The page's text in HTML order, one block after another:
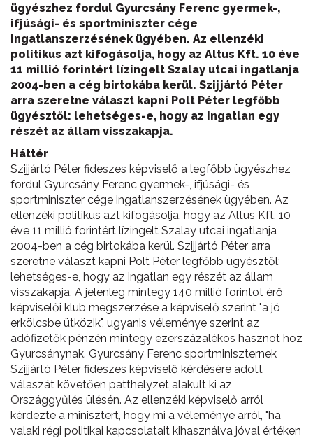
ügyészhez fordul Gyurcsány Ferenc gyermek-,
ifjúsági- és sportminiszter cége
ingatlanszerzésének ügyében. Az ellenzéki
politikus azt kifogásolja, hogy az Altus Kft. 10 éve
11 millió forintért lízingelt Szalay utcai ingatlanja
2004-ben a cég birtokába kerül. Szijjártó Péter
arra szeretne választ kapni Polt Péter legfőbb
ügyésztől: lehetséges-e, hogy az ingatlan egy
részét az állam visszakapja.
Háttér
Szijjártó Péter fideszes képviselő a legfőbb ügyészhez
fordul Gyurcsány Ferenc gyermek-, ifjúsági- és
sportminiszter cége ingatlanszerzésének ügyében. Az
ellenzéki politikus azt kifogásolja, hogy az Altus Kft. 10
éve 11 millió forintért lízingelt Szalay utcai ingatlanja
2004-ben a cég birtokába kerül. Szijjártó Péter arra
szeretne választ kapni Polt Péter legfőbb ügyésztől:
lehetséges-e, hogy az ingatlan egy részét az állam
visszakapja. A jelenleg mintegy 140 millió forintot érő
képviselői klub megszerzése a képviselő szerint "a jó
erkölcsbe ütközik", ugyanis véleménye szerint az
adófizetők pénzén mintegy ezerszázalékos hasznot hoz
Gyurcsánynak. Gyurcsány Ferenc sportminiszternek
Szijjártó Péter fideszes képviselő kérdésére adott
válaszát követően patthelyzet alakult ki az
Országgyűlés ülésén. Az ellenzéki képviselő arról
kérdezte a minisztert, hogy mi a véleménye arról, "ha
valaki régi politikai kapcsolatait kihasználva jóval értéken